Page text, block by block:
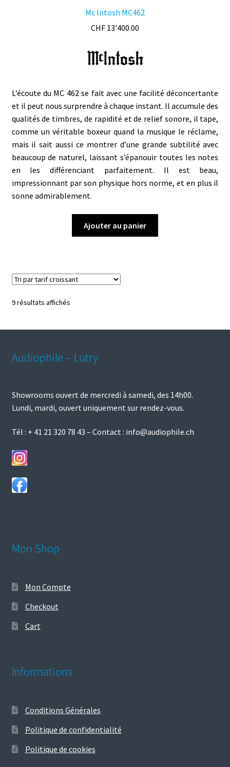
Mc Intosh MC462
CHF 13'400.00
L’écoute du MC 462 se fait avec une facilité déconcertante
et il peut nous surprendre à chaque instant. Il accumule des
qualités de timbres, de rapidité et de relief sonore, il tape,
comme un véritable boxeur quand la musique le réclame,
mais il sait aussi ce montrer d’une grande subtilité avec
beaucoup de naturel, laissant s’épanouir toutes les notes
en les différenciant parfaitement. Il est beau,
impressionnant par son physique hors norme, et en plus il
sonne admirablement.
Ajouter au panier
9 résultats affichésTrié
Audiophile – Lutry
Showrooms ouvert de mercredi à samedi, des 14h00.
Lundi, mardi, ouvert uniquement sur rendez-vous.
Tél : + 41 21 320 78 43 – Contact : info@audiophile.ch
Mon Shop
Mon Compte
Checkout
Cart
Informations
Conditions Générales
Politique de confidentialité
Politique de cookies